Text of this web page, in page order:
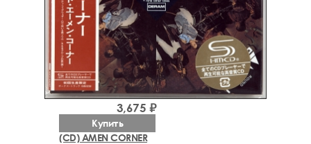
(CD) AMEN CORNER
3,675 ₽
Купить